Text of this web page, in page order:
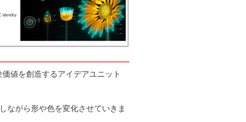
値を創造するアイデアユニット
ながら形や色を変化させていきま